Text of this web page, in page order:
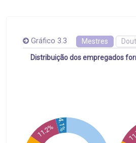
Gráfico 3.3 Mestres
Distribuição dos empregados
11.2%4.1%